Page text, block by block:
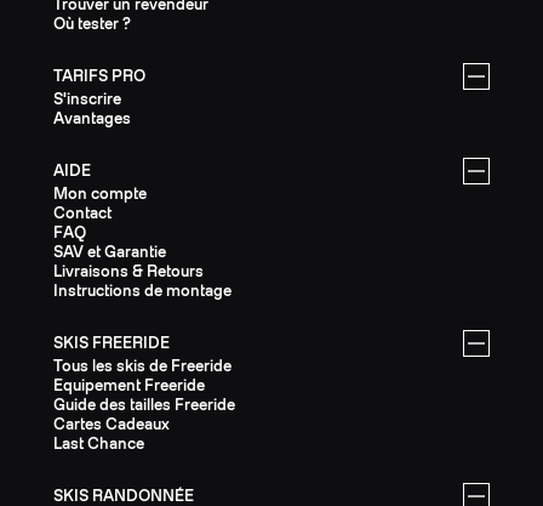
Trouver un revendeur
Où tester ?
TARIFS PRO
S'inscrire
Avantages
AIDE
Mon compte
Contact
FAQ
SAV et Garantie
Livraisons & Retours
Instructions de montage
SKIS FREERIDE
Tous les skis de Freeride
Equipement Freeride
Guide des tailles Freeride
Cartes Cadeaux
Last Chance
SKIS RANDONNÉE